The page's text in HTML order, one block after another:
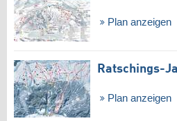
Plan anzeigen
Ratschings-
Plan anzeigen